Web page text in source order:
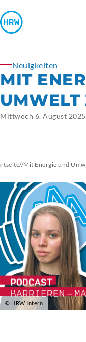
Neuigkeiten
MIT
UMWELT
Mittwoch 6. August 2025
//Mit Energie und
© HRW Intern